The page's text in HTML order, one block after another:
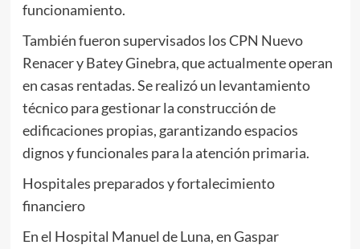
funcionamiento.
También fueron supervisados los CPN Nuevo
Renacer y Batey Ginebra, que actualmente operan
en casas rentadas. Se realizó un levantamiento
técnico para gestionar la construcción de
edificaciones propias, garantizando espacios
dignos y funcionales para la atención primaria.
Hospitales preparados y fortalecimiento
financiero
En el Hospital Manuel de Luna, en Gaspar